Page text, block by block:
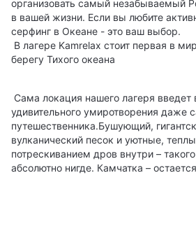
организовать самый незабываемый
в вашей жизни. Если вы любите
серфинг в Океане - это ваш выбор.
В лагере Kamrelax стоит первая в
берегу Тихого океана
Сама локация нашего лагеря введет
удивительного умиротворения даже
путешественника.Бушующий,
вулканический песок и уютные,
потрескиванием дров внутри –
абсолютно нигде. Камчатка –